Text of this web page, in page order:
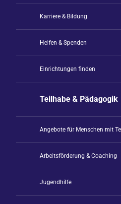
Karriere & Bildung
Helfen & Spenden
Einrichtungen finden
Teilhabe & Pädagogik
Angebote für Menschen mit
Arbeitsförderung & Coaching
Jugendhilfe